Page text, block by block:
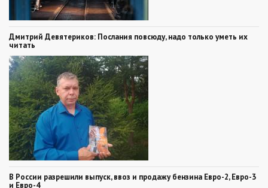
Дмитрий Девятериков: Послания повсюду, надо только уметь их
читать
В России разрешили выпуск, ввоз и продажу бензина Евро-2, Евро-3
и Евро-4